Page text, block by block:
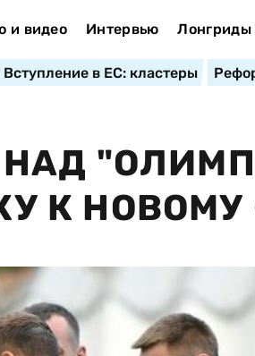
и видео Интервью Лонгриды
Вступление в ЕС: кластеры
К НОВОМУ